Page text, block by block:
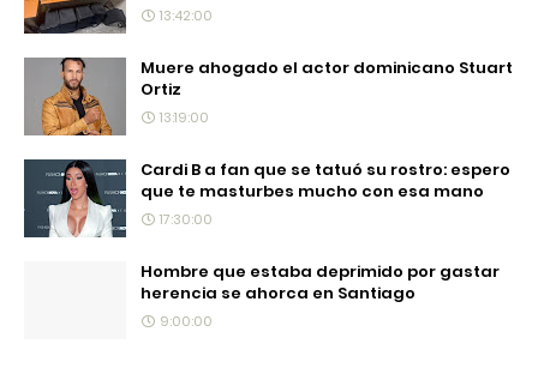
13:42:00
Muere ahogado el actor dominicano Stuart
Ortiz
13:19:00
Cardi B a fan que se tatuó su rostro: espero
que te masturbes mucho con esa mano
17:30:00
Hombre que estaba deprimido por gastar
herencia se ahorca en Santiago
9:00:00